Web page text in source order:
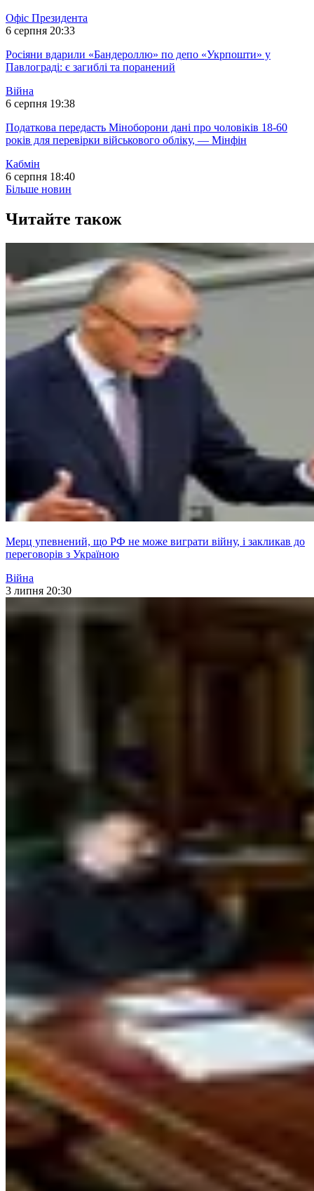
Офіс Президента
6 серпня 20:33
Росіяни вдарили «Бандероллю» по депо «Укрпошти» у
Павлограді: є загиблі та поранений
Війна
6 серпня 19:38
Податкова передасть Міноборони дані про чоловіків 18-60
років для перевірки військового обліку, — Мінфін
Кабмін
6 серпня 18:40
Більше новин
Читайте також
Мерц упевнений, що РФ не може виграти війну, і закликав до
переговорів з Україною
Війна
3 липня 20:30